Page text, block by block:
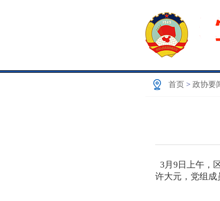
首页 > 政协要
3月9日上午，
许大元，党组